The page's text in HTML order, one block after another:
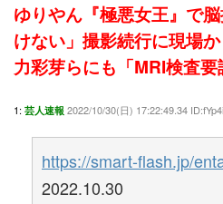
ゆりやん『極悪女王』で
けない」撮影続行に現場
力彩芽らにも「MRI検査要
1: 芸人速報 2022/10/30(日) 17:22:49.34
https://smart-flash.jp/
2022.10.30